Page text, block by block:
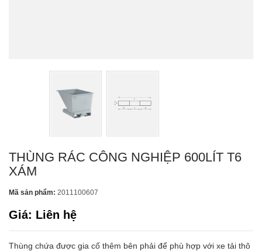
THÙNG RÁC CÔNG NGHIỆP 600LÍT T6
XÁM
Mã sản phẩm: 2011100607
Giá: Liên hệ
Thùng chứa được gia cố thêm bên phải để phù hợp với xe tải thô